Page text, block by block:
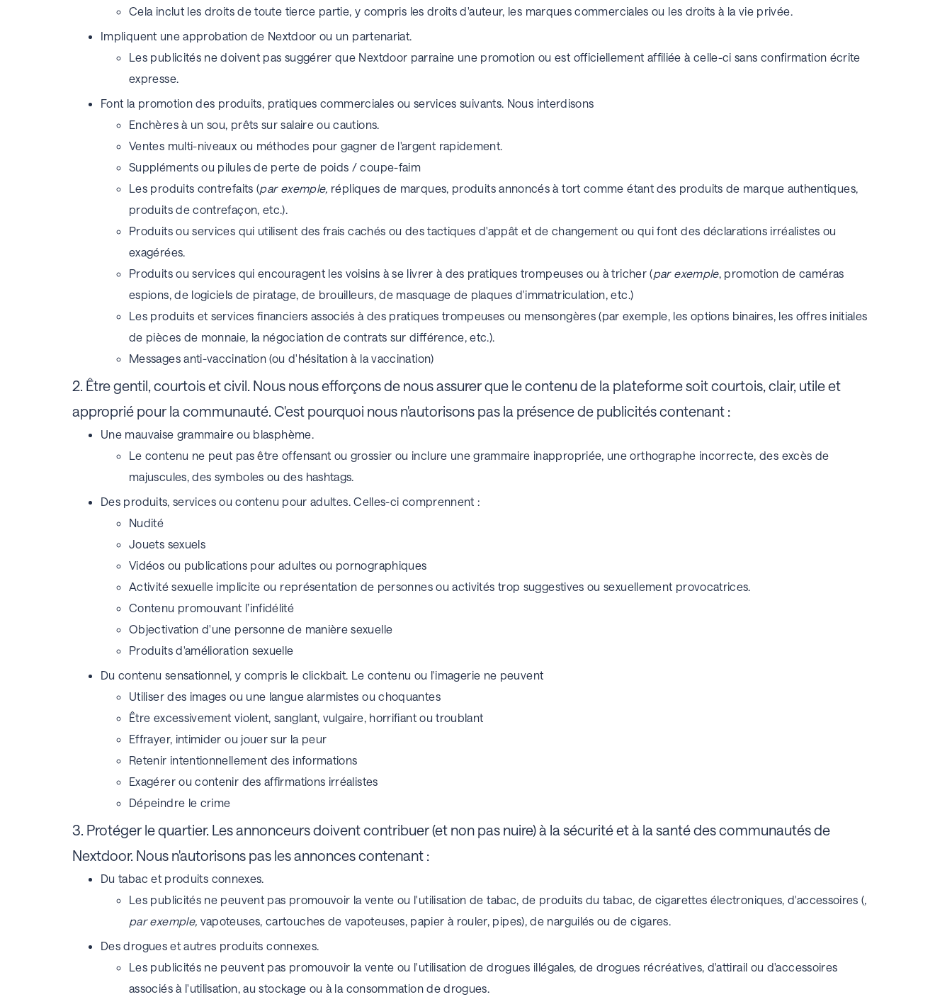
Cela inclut les droits de toute tierce partie, y compris les droits d'auteur, les marques commerciales ou les droits à la vie privée.
Impliquent une approbation de Nextdoor ou un partenariat.
Les publicités ne doivent pas suggérer que Nextdoor parraine une promotion ou est officiellement affiliée à celle-ci sans confirmation écrite
expresse.
Font la promotion des produits, pratiques commerciales ou services suivants. Nous interdisons
Enchères à un sou, prêts sur salaire ou cautions.
Ventes multi-niveaux ou méthodes pour gagner de l'argent rapidement.
Suppléments ou pilules de perte de poids / coupe-faim
Les produits contrefaits (par exemple, répliques de marques, produits annoncés à tort comme étant des produits de marque authentiques,
produits de contrefaçon, etc.).
Produits ou services qui utilisent des frais cachés ou des tactiques d'appât et de changement ou qui font des déclarations irréalistes ou
exagérées.
Produits ou services qui encouragent les voisins à se livrer à des pratiques trompeuses ou à tricher (par exemple, promotion de caméras
espions, de logiciels de piratage, de brouilleurs, de masquage de plaques d'immatriculation, etc.)
Les produits et services financiers associés à des pratiques trompeuses ou mensongères (par exemple, les options binaires, les offres initiales
de pièces de monnaie, la négociation de contrats sur différence, etc.).
Messages anti-vaccination (ou d'hésitation à la vaccination)
2. Être gentil, courtois et civil. Nous nous efforçons de nous assurer que le contenu de la plateforme soit courtois, clair, utile et
approprié pour la communauté. C'est pourquoi nous n'autorisons pas la présence de publicités contenant :
Une mauvaise grammaire ou blasphème.
Le contenu ne peut pas être offensant ou grossier ou inclure une grammaire inappropriée, une orthographe incorrecte, des excès de
majuscules, des symboles ou des hashtags.
Des produits, services ou contenu pour adultes.Celles-ci comprennent :
Nudité
Jouets sexuels
Vidéos ou publications pour adultes ou pornographiques
Activité sexuelle implicite ou représentation de personnes ou activités trop suggestives ou sexuellement provocatrices.
Contenu promouvant l’infidélité
Objectivation d'une personne de manière sexuelle
Produits d'amélioration sexuelle
Du contenu sensationnel, y compris le clickbait. Le contenu ou l'imagerie ne peuvent
Utiliser des images ou une langue alarmistes ou choquantes
Être excessivement violent, sanglant, vulgaire, horrifiant ou troublant
Effrayer, intimider ou jouer sur la peur
Retenir intentionnellement des informations
Exagérer ou contenir des affirmations irréalistes
Dépeindre le crime
3. Protéger le quartier. Les annonceurs doivent contribuer (et non pas nuire) à la sécurité et à la santé des communautés de
Nextdoor. Nous n'autorisons pas les annonces contenant :
Du tabac et produits connexes.
Les publicités ne peuvent pas promouvoir la vente ou l'utilisation de tabac, de produits du tabac, de cigarettes électroniques, d'accessoires (,
par exemple, vapoteuses, cartouches de vapoteuses, papier à rouler, pipes), de narguilés ou de cigares.
Des drogues et autres produits connexes.
Les publicités ne peuvent pas promouvoir la vente ou l'utilisation de drogues illégales, de drogues récréatives, d'attirail ou d'accessoires
associés à l'utilisation, au stockage ou à la consommation de drogues.